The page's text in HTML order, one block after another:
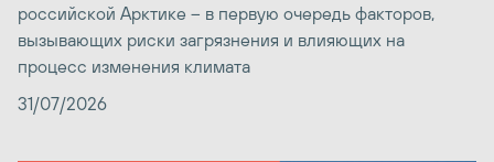
российской Арктике – в первую очередь факторов,
вызывающих риски загрязнения и влияющих на
процесс изменения климата
31/07/2026